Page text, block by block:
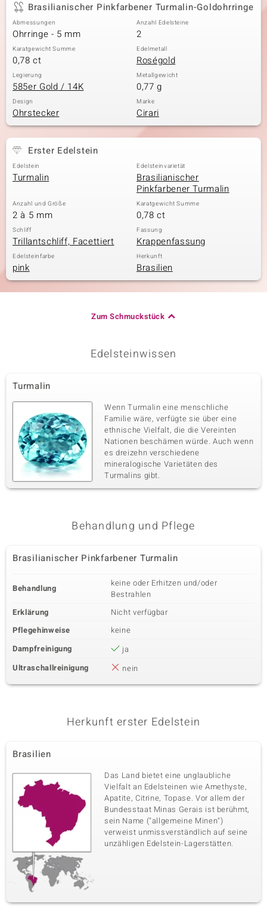
Collection
Classics
Brasilianischer Pinkfarbener Turmalin-Goldohrringe
Abmessungen
Ohrringe - 5 mm
Anzahl Edelsteine
2
Karatgewicht Summe
0,78 ct
Edelmetall
Roségold
Legierung
585er Gold / 14K
Metallgewicht
0,77 g
Design
Ohrstecker
Marke
Cirari
Erster Edelstein
Edelstein
Turmalin
Edelsteinvarietät
Brasilianischer
Pinkfarbener Turmalin
Anzahl und Größe
2 à 5 mm
Karatgewicht Summe
0,78 ct
Schliff
Trillantschliff, Facettiert
Fassung
Krappenfassung
Edelsteinfarbe
pink
Herkunft
Brasilien
Zum Schmuckstück
Edelsteinwissen
Turmalin
Wenn Turmalin eine menschliche
Familie wäre, verfügte sie über eine
ethnische Vielfalt, die die Vereinten
Nationen beschämen würde. Auch wenn
es dreizehn verschiedene
mineralogische Varietäten des
Turmalins gibt.
Behandlung und Pflege
Brasilianischer Pinkfarbener Turmalin
Behandlung
keine oder Erhitzen und/oder
Bestrahlen
Erklärung
Nicht verfügbar
Pflegehinweise
keine
Dampfreinigung
ja
Ultraschallreinigung
nein
Herkunft erster Edelstein
Brasilien
Das Land bietet eine unglaubliche
Vielfalt an Edelsteinen wie Amethyste,
Apatite, Citrine, Topase. Vor allem der
Bundesstaat Minas Gerais ist berühmt,
sein Name ("allgemeine Minen")
verweist unmissverständlich auf seine
unzähligen Edelstein-Lagerstätten.